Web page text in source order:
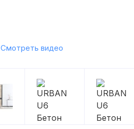
Смотреть видео